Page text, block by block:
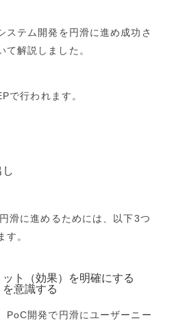
ステム開発を円滑に進め成功さ
解説しました。
で行われます。
滑に進めるためには、以下3つ
す。
ト（効果）を明確にする
意識する
PoC開発で円滑にユーザーニー